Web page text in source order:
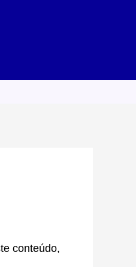
conteúdo,